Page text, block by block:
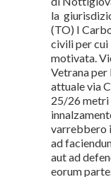
la
(TO) I
civili per
motivata.
Vetrana per
attuale via
25/26
varrebbero
ad
aut ad
eorum